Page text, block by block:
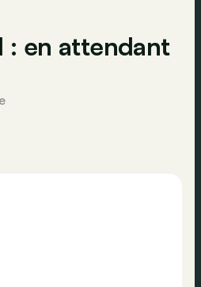
: en attendant